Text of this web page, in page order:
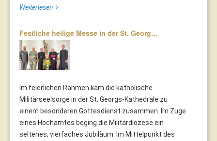
Weiterlesen
Festliche heilige Messe in der St. Georg…
Im feierlichen Rahmen kam die katholische
Militärseelsorge in der St. Georgs-Kathedrale zu
einem besonderen Gottesdienst zusammen. Im Zuge
eines Hochamtes beging die Militärdiözese ein
seltenes, vierfaches Jubiläum. Im Mittelpunkt des